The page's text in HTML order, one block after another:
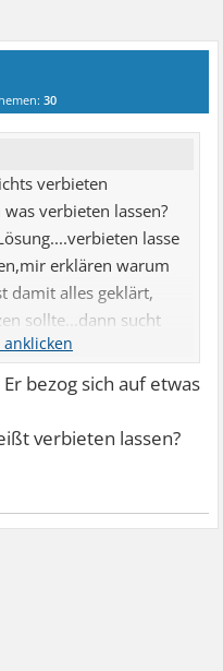
30
verbieten
verbieten lassen?
lasse
erklären warum
damit alles geklärt,
sollte...dann sucht
bezog sich auf etwas
verbieten lassen?